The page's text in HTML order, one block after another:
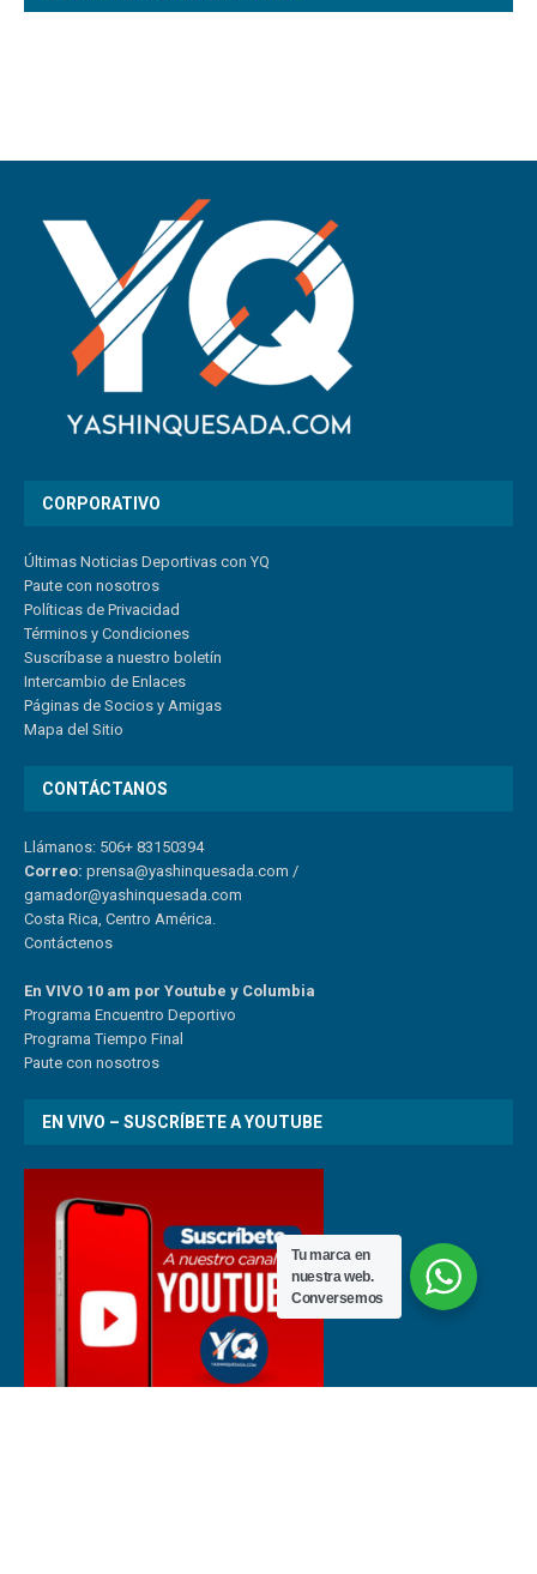
CORPORATIVO
Últimas Noticias Deportivas con YQ
Paute con nosotros
Políticas de Privacidad
Términos y Condiciones
Suscríbase a nuestro boletín
Intercambio de Enlaces
Páginas de Socios y Amigas
Mapa del Sitio
CONTÁCTANOS
Llámanos: 506+ 83150394
Correo: prensa@yashinquesada.com /
gamador@yashinquesada.com
Costa Rica, Centro América.
Contáctenos
En VIVO 10 am por Youtube y Columbia
Programa Encuentro Deportivo
Programa Tiempo Final
Paute con nosotros
EN VIVO – SUSCRÍBETE A YOUTUBE
Tu marca en
nuestra web.
Conversemos